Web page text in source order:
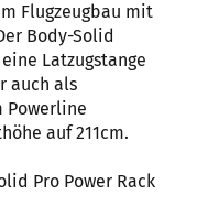
Flugzeugbau mit
Body-Solid
Latzugstange
auch als
Powerline
auf 211cm.
Pro Power Rack